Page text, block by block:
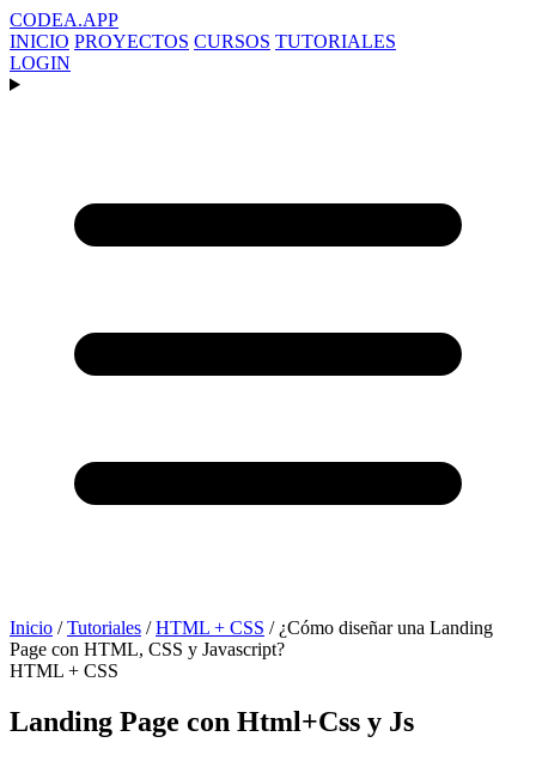
CODEA.APP
INICIO PROYECTOS CURSOS TUTORIALES
LOGIN
Inicio / Tutoriales / HTML + CSS / ¿Cómo diseñar una Landing
Page con HTML, CSS y Javascript?
HTML + CSS
Landing Page con Html+Css y Js